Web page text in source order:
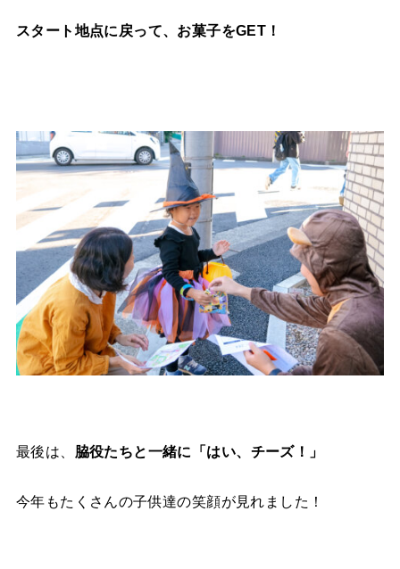
スタート地点に戻って、お菓子をGET！
最後は、 脇役たちと一緒に「はい、チーズ！」
今年もたくさんの子供達の笑顔が見れました！